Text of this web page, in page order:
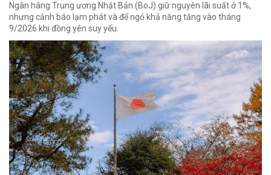
Ngân hàng Trung ương Nhật Bản (BoJ) giữ nguyên lãi suất ở 1%,
nhưng cảnh báo lạm phát và để ngỏ khả năng tăng vào tháng
9/2026 khi đồng yên suy yếu.